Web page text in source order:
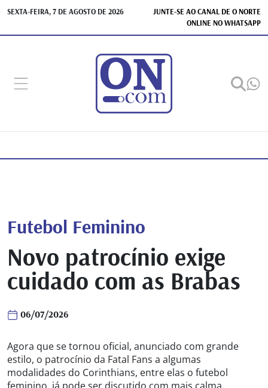
SEXTA-FEIRA, 7 DE AGOSTO DE 2026
JUNTE-SE AO CANAL DE O NORTE
ONLINE NO WHATSAPP
Futebol Feminino
Novo patrocínio exige
cuidado com as Brabas
06/07/2026
Agora que se tornou oficial, anunciado com grande
estilo, o patrocínio da Fatal Fans a algumas
modalidades do Corinthians, entre elas o futebol